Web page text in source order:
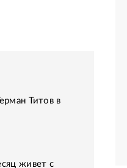
Титов в
живет с